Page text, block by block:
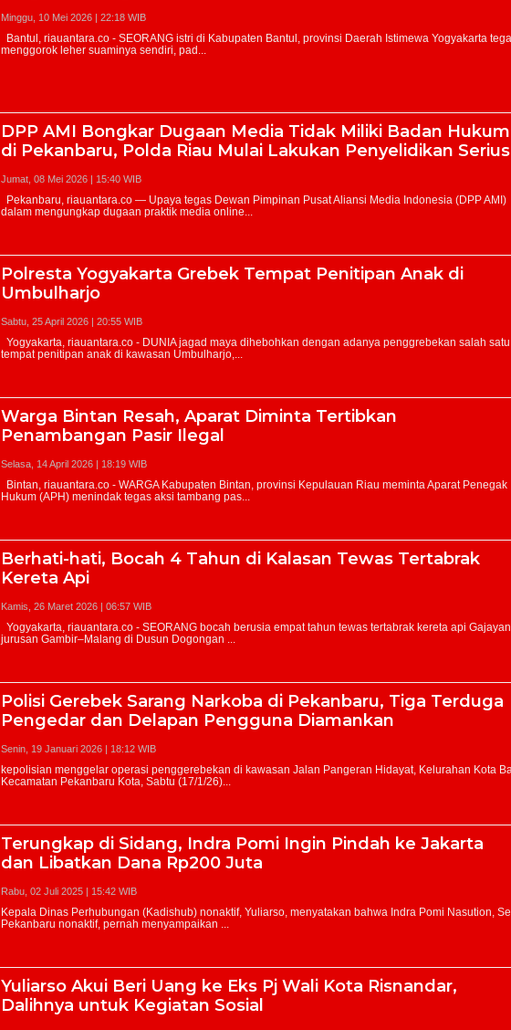
Minggu, 10 Mei 2026 | 22:18 WIB
DPP AMI Bongkar Dugaan Media Tidak Miliki Badan Hukum
di Pekanbaru, Polda Riau Mulai Lakukan Penyelidikan Serius
Jumat, 08 Mei 2026 | 15:40 WIB
Polresta Yogyakarta Grebek Tempat Penitipan Anak di
Umbulharjo
Sabtu, 25 April 2026 | 20:55 WIB
Warga Bintan Resah, Aparat Diminta Tertibkan
Penambangan Pasir Ilegal
Selasa, 14 April 2026 | 18:19 WIB
Berhati-hati, Bocah 4 Tahun di Kalasan Tewas Tertabrak
Kereta Api
Kamis, 26 Maret 2026 | 06:57 WIB
Polisi Gerebek Sarang Narkoba di Pekanbaru, Tiga Terduga
Pengedar dan Delapan Pengguna Diamankan
Senin, 19 Januari 2026 | 18:12 WIB
Terungkap di Sidang, Indra Pomi Ingin Pindah ke Jakarta
dan Libatkan Dana Rp200 Juta
Rabu, 02 Juli 2025 | 15:42 WIB
Yuliarso Akui Beri Uang ke Eks Pj Wali Kota Risnandar,
Dalihnya untuk Kegiatan Sosial